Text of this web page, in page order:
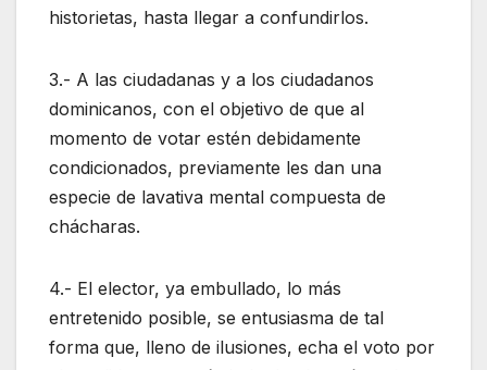
historietas, hasta llegar a confundirlos.
3.- A las ciudadanas y a los ciudadanos
dominicanos, con el objetivo de que al
momento de votar estén debidamente
condicionados, previamente les dan una
especie de lavativa mental compuesta de
chácharas.
4.- El elector, ya embullado, lo más
entretenido posible, se entusiasma de tal
forma que, lleno de ilusiones, echa el voto por